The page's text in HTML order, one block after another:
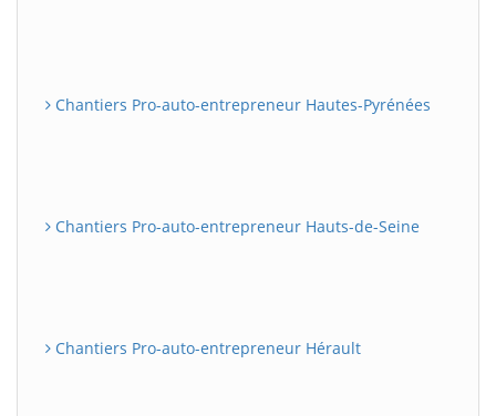
Chantiers Pro-auto-entrepreneur Hautes-Pyrénées
Chantiers Pro-auto-entrepreneur Hauts-de-Seine
Chantiers Pro-auto-entrepreneur Hérault